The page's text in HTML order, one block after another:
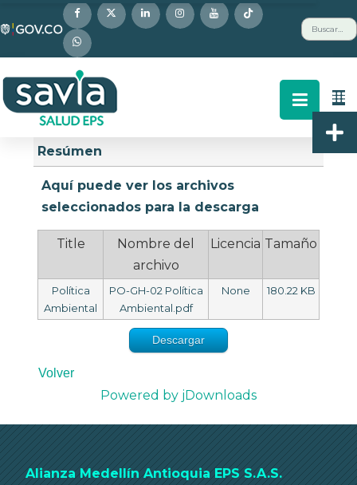
este
sitio
web
incluye
un
sistema
accesibilidad.
Buscar
Descripción
Resúmen
Aquí puede ver los archivos
seleccionados para la descarga
Title
Nombre del
archivo
Licencia Tamaño
Política
Ambiental
PO-GH-02 Política
Ambiental.pdf
None 180.22 KB
Descargar
Volver
Powered by jDownloads
Alianza Medellín Antioquia EPS S.A.S.